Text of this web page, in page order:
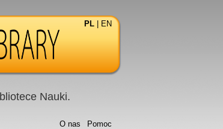
PL EN
Nauki.
Pomoc
O nas